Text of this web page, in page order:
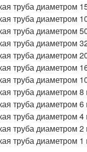
труба диаметром
труба диаметром
труба диаметром
труба диаметром
труба диаметром
труба диаметром
труба диаметром
труба диаметром
труба диаметром
труба диаметром
труба диаметром
труба диаметром